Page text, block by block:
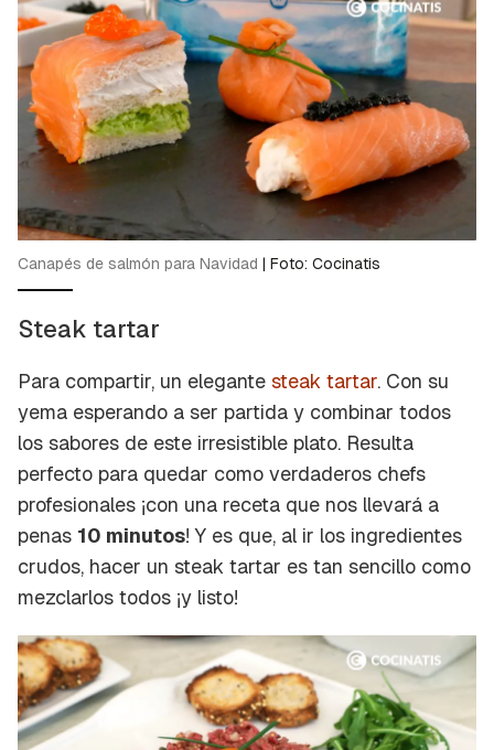
Canapés de salmón para Navidad | Foto: Cocinatis
Steak tartar
Para compartir, un elegante steak tartar. Con su
yema esperando a ser partida y combinar todos
los sabores de este irresistible plato. Resulta
perfecto para quedar como verdaderos chefs
profesionales ¡con una receta que nos llevará a
penas 10 minutos! Y es que, al ir los ingredientes
crudos, hacer un steak tartar es tan sencillo como
mezclarlos todos ¡y listo!